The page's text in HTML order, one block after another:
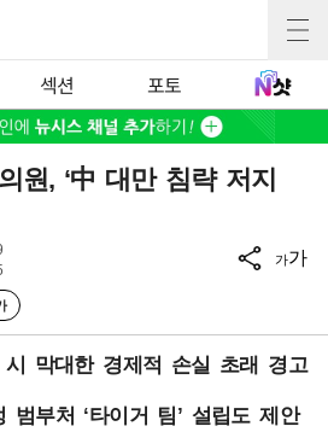
섹션 포토
원, ‘中 대만 침략 저지
가가
막대한 경제적 손실 초래 경고
부처 ‘타이거 팀’ 설립도 제안